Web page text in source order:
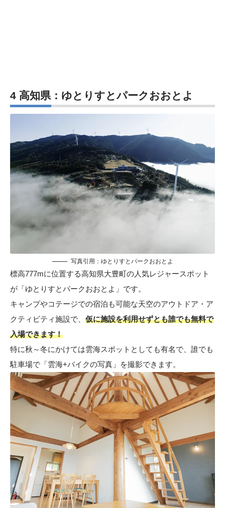
4 高知県：ゆとりすとパークおおとよ
写真引用： ゆとりすとパークおおとよ
標高777mに位置する高知県大豊町の人気レジャースポット
が「ゆとりすとパークおおとよ」です。
キャンプやコテージでの宿泊も可能な天空のアウトドア・ア
クティビティ施設で、 仮に施設を利用せずとも誰でも無料で
入場できます！
特に秋～冬にかけては雲海スポットとしても有名で、誰でも
駐車場で「雲海+バイクの写真」を撮影できます。